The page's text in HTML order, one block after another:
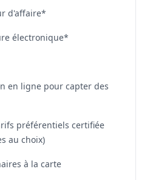
d'affaire*
électronique*
en ligne pour capter des
préférentiels certifiée
au choix)
à la carte